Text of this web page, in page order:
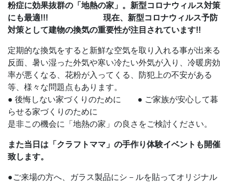
粉症に効果抜群の「地熱の家」。新型コロナウィルス対策
にも最適!!! 現在、新型コロナウィルス予防
対策として建物の換気の重要性が注目されています!!
定期的な換気をすると新鮮な空気を取り入れる事が出来る
反面、暑い湿った外気や寒い冷たい外気が入り、冷暖房効
率が悪くなる、花粉が入ってくる、防犯上の不安がある
等、様々な問題点もあります。
● 後悔しない家づくりのために ● ご家族が安心して暮
らせる家づくりのために
是非この機会に「地熱の家」の良さをご検討ください。
また当日は「クラフトママ」の手作り体験イベントも開催
致します。
●ご来場の方へ、ガラス製品にシ－ルを貼ってオリジナル